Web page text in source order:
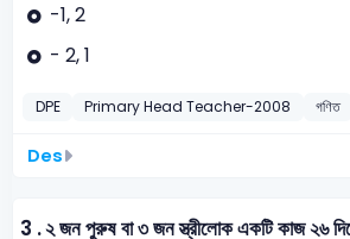
-1, 2
- 2, 1
DPE Primary Head Teacher-2008 গণিত
Des
3 .২ জন পুরুষ বা ৩ জন স্ত্রীলোক একটি কাজ ২৬